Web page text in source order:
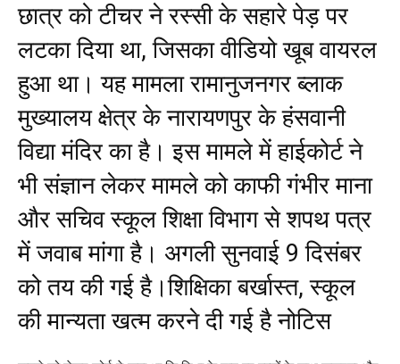
छात्र को टीचर ने रस्सी के सहारे पेड़ पर
लटका दिया था, जिसका वीडियो खूब वायरल
हुआ था। यह मामला रामानुजनगर ब्लाक
मुख्यालय क्षेत्र के नारायणपुर के हंसवानी
विद्या मंदिर का है। इस मामले में हाईकोर्ट ने
भी संज्ञान लेकर मामले को काफी गंभीर माना
और सचिव स्कूल शिक्षा विभाग से शपथ पत्र
में जवाब मांगा है। अगली सुनवाई 9 दिसंबर
को तय की गई है।शिक्षिका बर्खास्त, स्कूल
की मान्यता खत्म करने दी गई है नोटिस